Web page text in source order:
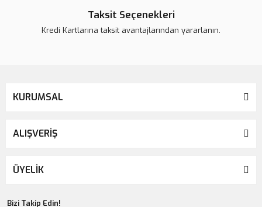
Taksit Seçenekleri
Kredi Kartlarına taksit avantajlarından yararlanın.
KURUMSAL
ALIŞVERİŞ
ÜYELİK
Bizi Takip Edin!